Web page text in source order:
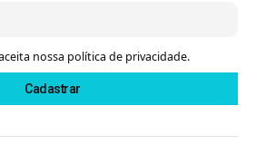
nossa política de privacidade.